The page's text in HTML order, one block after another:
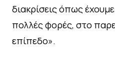
διακρίσεις όπως
πολλές φορές, στο
επίπεδο».